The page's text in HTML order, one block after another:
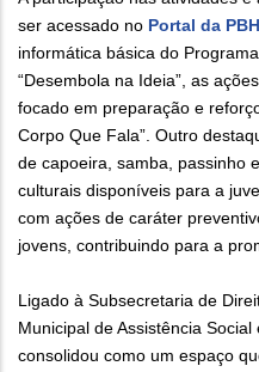
ser acessado no Portal da PBH
informática básica do
“Desembola na Ideia”, as
focado em preparação e
Corpo Que Fala”. Outro
de capoeira, samba, passinho
culturais disponíveis para a
com ações de caráter
jovens, contribuindo para a
Ligado à Subsecretaria de
Municipal de Assistência
consolidou como um espaço